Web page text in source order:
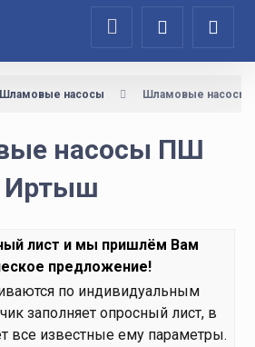
Шламовые насосы Шламовые насосы
насосы ПШ
Иртыш
лист и мы пришлём Вам
предложение!
по индивидуальным
заполняет опросный лист, в
все известные ему параметры.